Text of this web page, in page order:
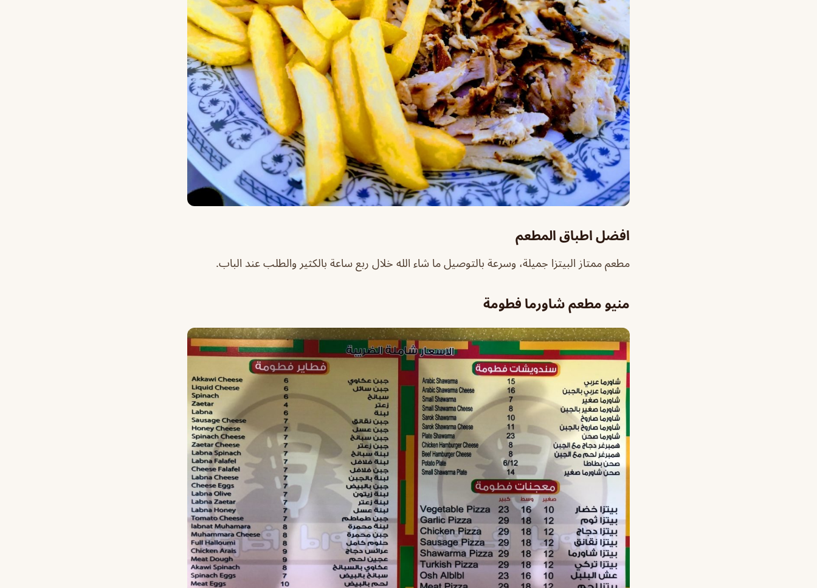
افضل اطباق المطعم
مطعم ممتاز البيتزا جميلة، وسرعة بالتوصيل ما شاء الله خلال ربع ساعة بالكثير والطلب عند الباب.
منيو مطعم شاورما فطومة